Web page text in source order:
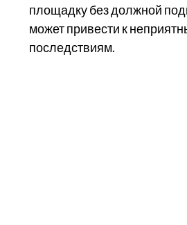
площадку без должной
может привести к
последствиям.